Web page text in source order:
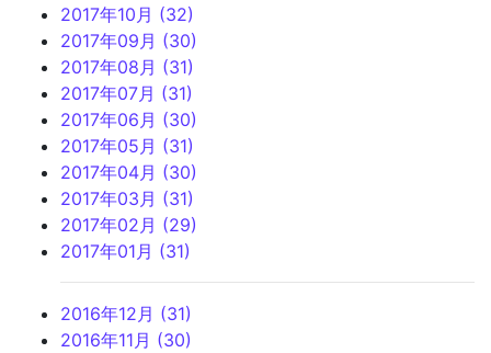
2017年10月 (32)
2017年09月 (30)
2017年08月 (31)
2017年07月 (31)
2017年06月 (30)
2017年05月 (31)
2017年04月 (30)
2017年03月 (31)
2017年02月 (29)
2017年01月 (31)
2016年12月 (31)
2016年11月 (30)